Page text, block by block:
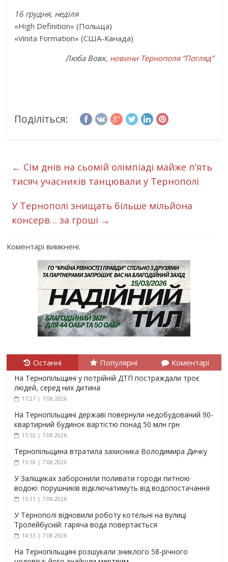
16 грудня, неділя
«High Definition» (Польща)
«Vinita Formation» (США-Канада)
Люба Вовк, новини Тернополя “Погляд”
Поділіться:
← Сім днів на сьомій олімпіаді майже п’ять
тисяч учасників танцювали у Тернополі
У Тернополі знищать більше мільйона
консерв… за гроші →
Коментарі вимкнені.
Останні Популярні Коментарі
На Тернопільщині у потрійній ДТП постраждали троє
людей, серед них дитина
17:27 | 7.08.2026
На Тернопільщині державі повернули недобудований 90-
квартирний будинок вартістю понад 50 млн грн
15:55 | 7.08.2026
Тернопільщина втратила захисника Володимира Дичку
15:18 | 7.08.2026
У Заліщиках заборонили поливати городи питною
водою: порушників відключатимуть від водопостачання
15:11 | 7.08.2026
У Тернополі відновили роботу котельні на вулиці
Тролейбусній: гаряча вода повертається
14:33 | 7.08.2026
На Тернопільщині розшукали зниклого 58-річного